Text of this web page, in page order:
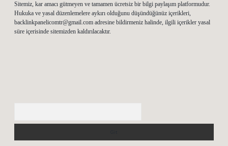
Sitemiz, kar amacı gütmeyen ve tamamen ücretsiz bir bilgi paylaşım platformudur.
Hukuka ve yasal düzenlemelere aykırı olduğunu düşündüğünüz içerikleri,
backlinkpanelicomtr@gmail.com adresine bildirmeniz halinde, ilgili içerikler yasal
süre içerisinde sitemizden kaldırılacaktır.